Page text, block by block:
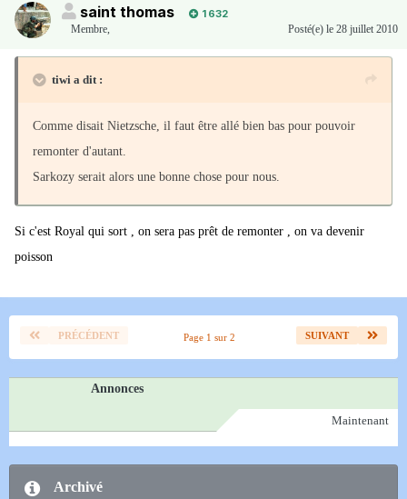
saint thomas
1 632
Membre, Posté(e) le 28 juillet 2010
tiwi a dit :
Comme disait Nietzsche, il faut être allé bien bas pour pouvoir
remonter d'autant.
Sarkozy serait alors une bonne chose pour nous.
Si c'est Royal qui sort , on sera pas prêt de remonter , on va devenir
poisson
PRÉCÉDENT SUIVANT
Page 1 sur 2
Annonces
Maintenant
Archivé